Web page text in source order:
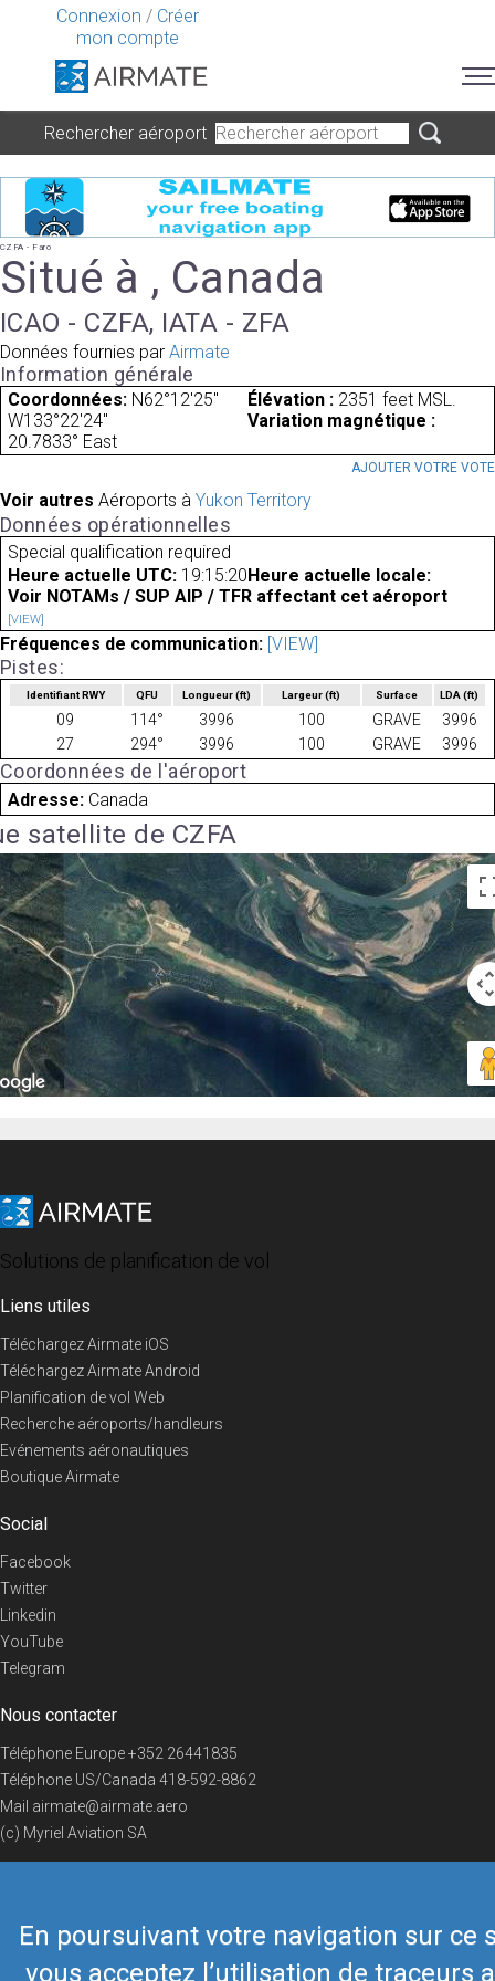
Connexion / Créer
mon compte
En poursuivant votre navigation sur ce
vous acceptez l’utilisation de traceurs
Rechercher aéroport
CZFA - Faro
Situé à , Canada
ICAO - CZFA, IATA - ZFA
Données fournies par Airmate
Information générale
Coordonnées: N62°12'25"
W133°22'24"
Élévation : 2351 feet MSL.
Variation magnétique :
20.7833° East
AJOUTER VOTRE VOTE
Voir autres Aéroports à Yukon Territory
Données opérationnelles
Special qualification required
Heure actuelle UTC: 19:15:20 Heure actuelle locale:
Voir NOTAMs / SUP AIP / TFR affectant cet aéroport
[VIEW]
Fréquences de communication: [VIEW]
Pistes:
Identifiant RWY QFU Longueur(ft) Largeur(ft) Surface LDA(ft)
09 114° 3996 100 GRAVE
3996
27
294° 3996 100 GRAVE 3996
Coordonnées de l'aéroport
Adresse: Canada
satellite de CZFA
Solutions de planification de vol
Liens utiles
Téléchargez Airmate iOS
Téléchargez Airmate Android
Planification de vol Web
Recherche aéroports/handleurs
Evénements aéronautiques
Boutique Airmate
Social
Facebook
Twitter
Linkedin
YouTube
Telegram
Nous contacter
Téléphone Europe+352 26441835
Téléphone US/Canada 418-592-8862
Mail airmate@airmate.aero
(c) Myriel Aviation SA
© 2019 Airmate - Conditions d'utilisation -Vie privée Back to top